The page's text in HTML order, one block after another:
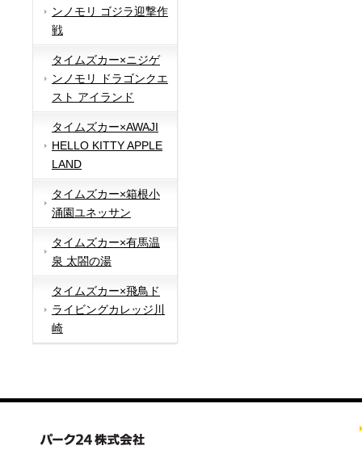
ンノモリ ゴジラ迎撃作
戦
タイムズカー×ニジゲ
ンノモリ ドラゴンクエ
スト アイランド
タイムズカー×AWAJI
HELLO KITTY APPLE
LAND
タイムズカー×箱根小
涌園ユネッサン
タイムズカー×有馬温
泉 太閤の湯
タイムズカー×飛鳥ド
ライビングカレッジ川
崎